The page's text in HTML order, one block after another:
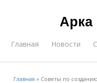
Арка
Главная Новости
Главная » Советы по созданию